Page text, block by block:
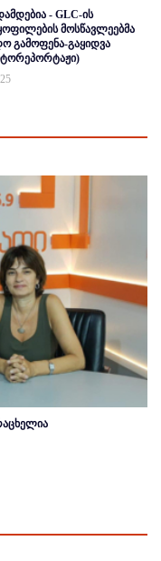
- GLC-ის
მოსწავლეებმა
გამოფენა-გაყიდვა